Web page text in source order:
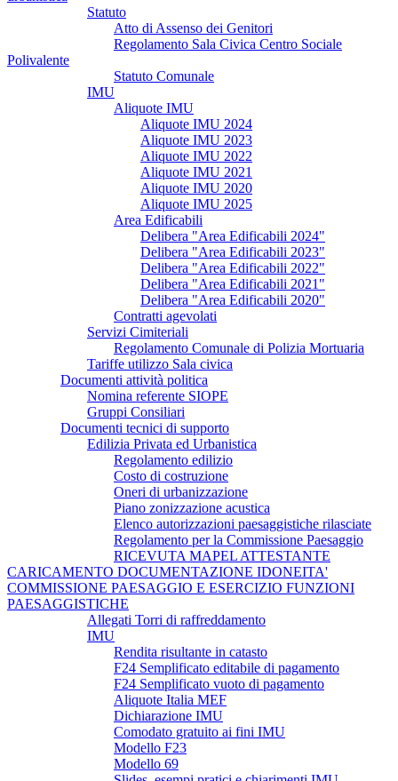
Statuto
Atto di Assenso dei Genitori
Regolamento Sala Civica Centro Sociale
Polivalente
Statuto Comunale
IMU
Aliquote IMU
Aliquote IMU 2024
Aliquote IMU 2023
Aliquote IMU 2022
Aliquote IMU 2021
Aliquote IMU 2020
Aliquote IMU 2025
Area Edificabili
Delibera "Area Edificabili 2024"
Delibera "Area Edificabili 2023"
Delibera "Area Edificabili 2022"
Delibera "Area Edificabili 2021"
Delibera "Area Edificabili 2020"
Contratti agevolati
Servizi Cimiteriali
Regolamento Comunale di Polizia Mortuaria
Tariffe utilizzo Sala civica
Documenti attività politica
Nomina referente SIOPE
Gruppi Consiliari
Documenti tecnici di supporto
Edilizia Privata ed Urbanistica
Regolamento edilizio
Costo di costruzione
Oneri di urbanizzazione
Piano zonizzazione acustica
Elenco autorizzazioni paesaggistiche rilasciate
Regolamento per la Commissione Paesaggio
RICEVUTA MAPEL ATTESTANTE
CARICAMENTO DOCUMENTAZIONE IDONEITA'
COMMISSIONE PAESAGGIO E ESERCIZIO FUNZIONI
PAESAGGISTICHE
Allegati Torri di raffreddamento
IMU
Rendita risultante in catasto
F24 Semplificato editabile di pagamento
F24 Semplificato vuoto di pagamento
Aliquote Italia MEF
Dichiarazione IMU
Comodato gratuito ai fini IMU
Modello F23
Modello 69